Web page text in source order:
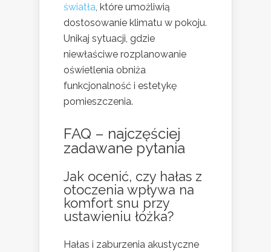
światła, które umożliwią
dostosowanie klimatu w pokoju.
Unikaj sytuacji, gdzie
niewłaściwe rozplanowanie
oświetlenia obniża
funkcjonalność i estetykę
pomieszczenia.
FAQ – najczęściej
zadawane pytania
Jak ocenić, czy hałas z
otoczenia wpływa na
komfort snu przy
ustawieniu łóżka?
Hałas i zaburzenia akustyczne